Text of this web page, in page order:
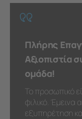
Πλήρης
Αξιοπιστία
ομάδα!
Το προσωπικό
φιλικό. Έμεινα
εξυπηρέτηση